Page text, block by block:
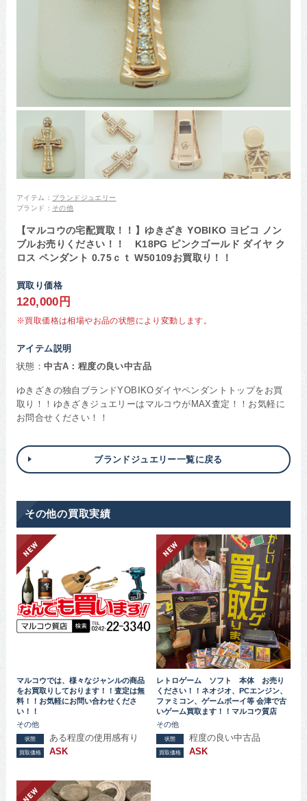
アイテム： ブランドジュエリー
ブランド： その他
【マルコウの宅配買取！！】ゆきざき YOBIKO ヨビコ ノン
ブルお売りください！！ K18PG ピンクゴールド ダイヤ ク
ロス ペンダント 0.75ｃｔ W50109お買取り！！
買取り価格
120,000円
※買取価格は相場やお品の状態により変動します。
アイテム説明
状態：中古A：程度の良い中古品
ゆきざきの独自ブランドYOBIKOダイヤペンダントトップをお買
取り！！ゆきざきジュエリーはマルコウがMAX査定！！お気軽に
お問合せください！！
ブランドジュエリー一覧に戻る
その他の買取実績
マルコウでは、様々なジャンルの商品
をお買取りしております！！査定は無
料！！お気軽にお問い合わせくださ
い！！
その他
状態 ある程度の使用感有り
買取価格 ASK
レトロゲーム ソフト 本体 お売り
ください！！ネオジオ、PCエンジン、
ファミコン、ゲームボーイ等 会津で古
いゲーム買取ます！！マルコウ質店
その他
状態 程度の良い中古品
買取価格 ASK